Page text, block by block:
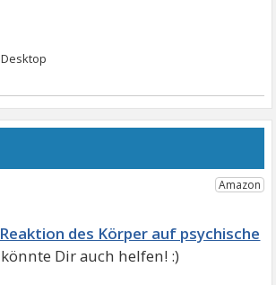
Reaktion des Körper auf psychische